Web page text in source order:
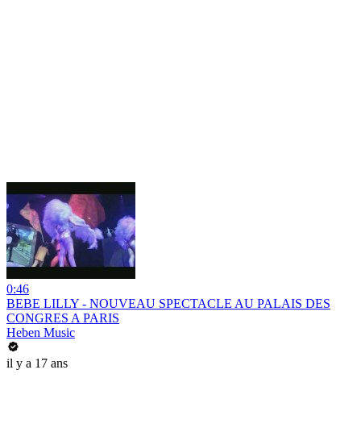
0:46
BEBE LILLY - NOUVEAU SPECTACLE AU PALAIS DES
CONGRES A PARIS
Heben Music
il y a 17 ans